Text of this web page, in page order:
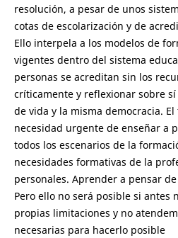
resolución, a pesar de unos
cotas de escolarización y de
Ello interpela a los modelos de
vigentes dentro del sistema
personas se acreditan sin los
críticamente y reflexionar sobre
de vida y la misma democracia. El
necesidad urgente de enseñar a
todos los escenarios de la
necesidades formativas de la
personales. Aprender a pensar
Pero ello no será posible si antes
propias limitaciones y no
necesarias para hacerlo posible